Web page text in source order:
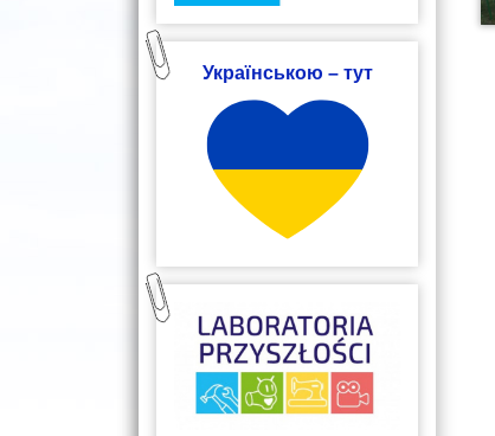
Українською – тут